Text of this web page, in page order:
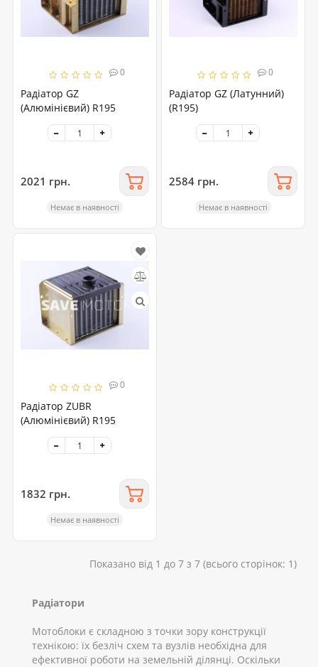
0
Радіатор GZ
(Алюмінієвий) R195
2021 грн.
Немає в наявності
0
Радіатор GZ (Латунний)
(R195)
2584 грн.
Немає в наявності
0
Радіатор ZUBR
(Алюмінієвий) R195
1832 грн.
Немає в наявності
Показано від 1 до 7 з 7 (всього сторінок: 1)
Радіатори
Мотоблоки є складною з точки зору конструкції
технікою: їх безліч схем та вузлів необхідна для
ефективної роботи на земельній ділянці. Оскільки